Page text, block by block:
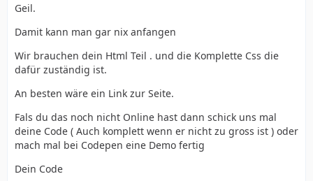
Geil.
Damit kann man gar nix anfangen
Wir brauchen dein Html Teil . und die Komplette Css die
dafür zuständig ist.
An besten wäre ein Link zur Seite.
Fals du das noch nicht Online hast dann schick uns mal
deine Code ( Auch komplett wenn er nicht zu gross ist ) oder
mach mal bei Codepen eine Demo fertig
Dein Code